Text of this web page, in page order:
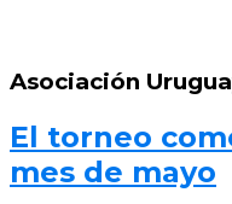
Asociación
El torneo
mes de mayo